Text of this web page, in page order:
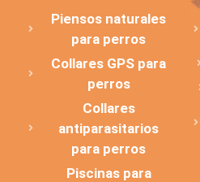
Piensos naturales
para perros
Collares GPS para
perros
Collares
antiparasitarios
para perros
Piscinas para